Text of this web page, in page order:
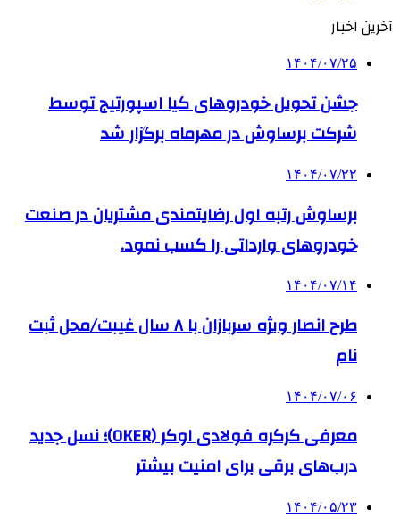
آخرین اخبار
۱۴۰۴/۰۷/۲۵
جشن تحویل خودروهای کیا اسپورتیج توسط
شرکت برساوش در مهرماه برگزار شد
۱۴۰۴/۰۷/۲۲
برساوش رتبه اول رضایتمندی مشتریان در صنعت
خودروهای وارداتی را کسب نمود.
۱۴۰۴/۰۷/۱۴
طرح انصار ویژه سربازان با ۸ سال غیبت/محل ثبت
نام
۱۴۰۴/۰۷/۰۶
معرفی کرکره فولادی اوکر (OKER)؛ نسل جدید
درب‌های برقی برای امنیت بیشتر
۱۴۰۴/۰۵/۲۳